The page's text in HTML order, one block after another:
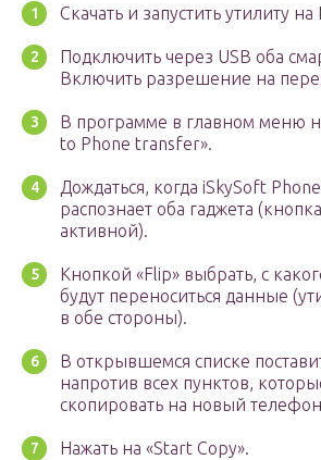
Скачать и запустить утилиту на
Подключить через USB оба
Включить разрешение на
В программе в главном меню
to Phone transfer».
Дождаться, когда iSkySoft
распознает оба гаджета
активной).
Кнопкой «Flip» выбрать, с
будут переноситься данные
в обе стороны).
В открывшемся списке
напротив всех пунктов,
скопировать на новый
Нажать на «Start Copy».